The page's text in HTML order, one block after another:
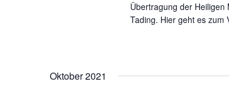
Übertragung der
Tading. Hier geht es zum
Oktober 2021